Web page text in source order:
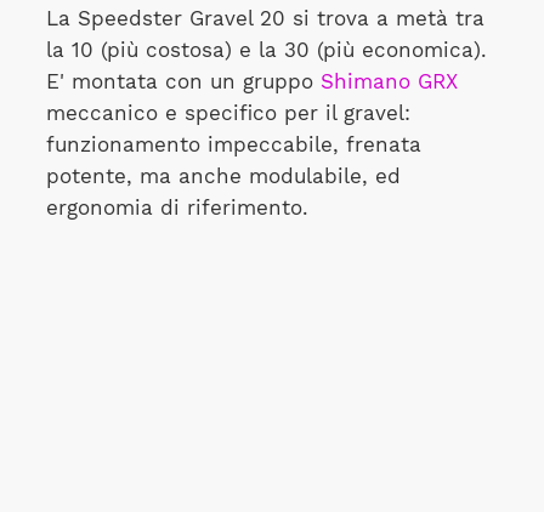
La Speedster Gravel 20 si trova a metà tra
la 10 (più costosa) e la 30 (più economica).
E' montata con un gruppo Shimano GRX
meccanico e specifico per il gravel:
funzionamento impeccabile, frenata
potente, ma anche modulabile, ed
ergonomia di riferimento.